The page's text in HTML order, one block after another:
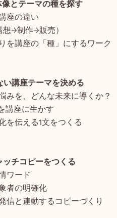
像とテーマの種を探す
座の違い
→制作→販売）
を講座の「種」にするワーク
い講座テーマを決める
みを、どんな未来に導くか？
講座に生かす
を伝える1文をつくる
ッチコピーをつくる
ワード
者の明確化
信と連動するコピーづくり